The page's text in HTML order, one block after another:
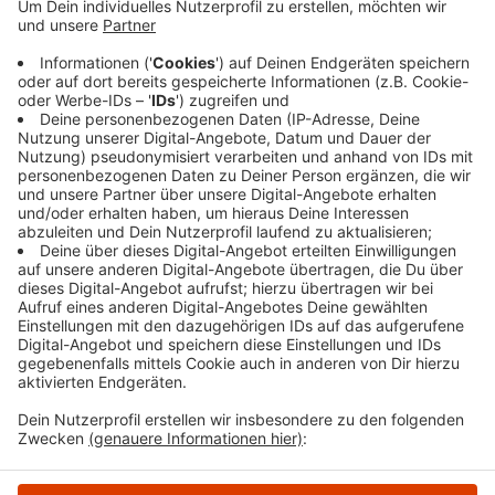
hatten Kinder dabei beobachtet, im Bereich einer
fahrenden Zug geworfen zu haben. Die
Bundespolizei hat ein Strafverfahren eingeleitet
und bittet um weitere Hinweise. Durch den Vorfall
gab es auch Behinderungen im Bahnverkehr.
Veröffentlicht:Montag, 22.07.2019 14:40
Anzeige
Anzeige